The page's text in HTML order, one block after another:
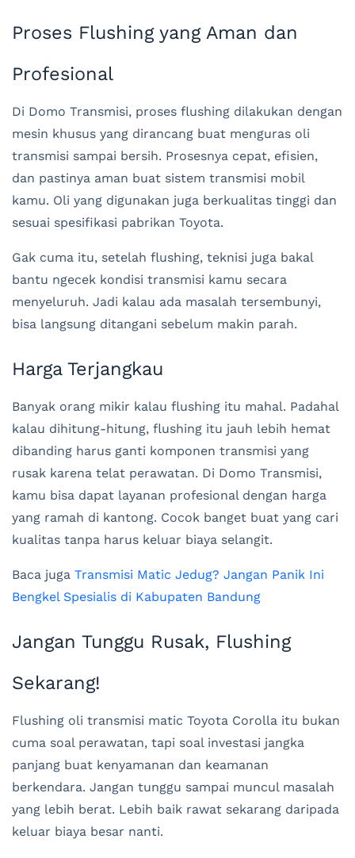
Proses Flushing yang Aman dan
Profesional
Di Domo Transmisi, proses flushing dilakukan dengan
mesin khusus yang dirancang buat menguras oli
transmisi sampai bersih. Prosesnya cepat, efisien,
dan pastinya aman buat sistem transmisi mobil
kamu. Oli yang digunakan juga berkualitas tinggi dan
sesuai spesifikasi pabrikan Toyota.
Gak cuma itu, setelah flushing, teknisi juga bakal
bantu ngecek kondisi transmisi kamu secara
menyeluruh. Jadi kalau ada masalah tersembunyi,
bisa langsung ditangani sebelum makin parah.
Harga Terjangkau
Banyak orang mikir kalau flushing itu mahal. Padahal
kalau dihitung-hitung, flushing itu jauh lebih hemat
dibanding harus ganti komponen transmisi yang
rusak karena telat perawatan. Di Domo Transmisi,
kamu bisa dapat layanan profesional dengan harga
yang ramah di kantong. Cocok banget buat yang cari
kualitas tanpa harus keluar biaya selangit.
Baca juga Transmisi Matic Jedug? Jangan Panik Ini
Bengkel Spesialis di Kabupaten Bandung
Jangan Tunggu Rusak, Flushing
Sekarang!
Flushing oli transmisi matic Toyota Corolla itu bukan
cuma soal perawatan, tapi soal investasi jangka
panjang buat kenyamanan dan keamanan
berkendara. Jangan tunggu sampai muncul masalah
yang lebih berat. Lebih baik rawat sekarang daripada
keluar biaya besar nanti.